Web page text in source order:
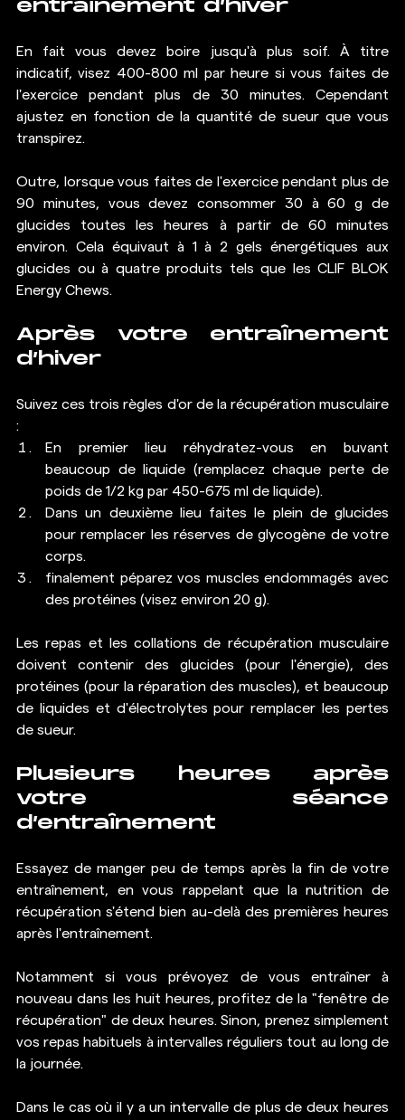
entraînement d’hiver
En fait vous devez boire jusqu'à plus soif. À titre
indicatif, visez 400-800 ml par heure si vous faites de
l'exercice pendant plus de 30 minutes. Cependant
ajustez en fonction de la quantité de sueur que vous
transpirez.
Outre, lorsque vous faites de l'exercice pendant plus de
90 minutes, vous devez consommer 30 à 60 g de
glucides toutes les heures à partir de 60 minutes
environ. Cela équivaut à 1 à 2 gels énergétiques aux
glucides ou à quatre produits tels que les CLIF BLOK
Energy Chews.
Après votre entraînement
d’hiver
Suivez ces trois règles d'or de la récupération musculaire
:
En premier lieu réhydratez-vous en buvant
beaucoup de liquide (remplacez chaque perte de
poids de 1/2 kg par 450-675 ml de liquide).
Dans un deuxième lieu faites le plein de glucides
pour remplacer les réserves de glycogène de votre
corps.
finalement péparez vos muscles endommagés avec
des protéines (visez environ 20 g).
Les repas et les collations de récupération musculaire
doivent contenir des glucides (pour l'énergie), des
protéines (pour la réparation des muscles), et beaucoup
de liquides et d'électrolytes pour remplacer les pertes
de sueur.
Plusieurs heures après
votre séance
d’entraînement
Essayez de manger peu de temps après la fin de votre
entraînement, en vous rappelant que la nutrition de
récupération s'étend bien au-delà des premières heures
après l'entraînement.
Notamment si vous prévoyez de vous entraîner à
nouveau dans les huit heures, profitez de la "fenêtre de
récupération" de deux heures. Sinon, prenez simplement
vos repas habituels à intervalles réguliers tout au long de
la journée.
Dans le cas où il y a un intervalle de plus de deux heures